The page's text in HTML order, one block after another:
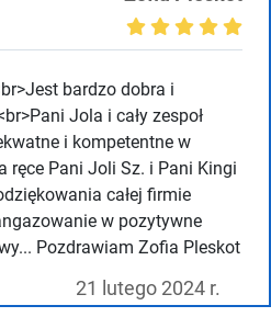
bardzo dobra i
Jola i cały zespoł
i kompetentne w
ręce Pani Joli Sz. i Pani Kingi
całej firmie
w pozytywne
Pozdrawiam Zofia Pleskot
21 lutego 2024 r.